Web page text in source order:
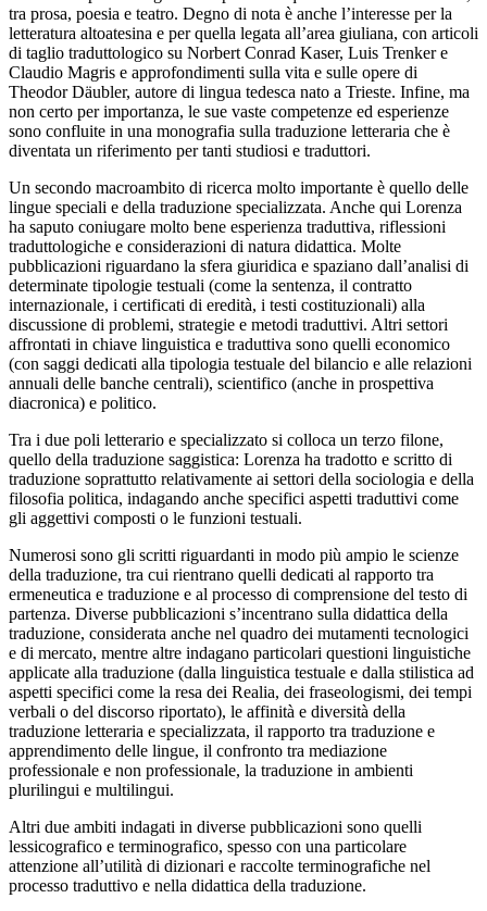
tra prosa, poesia e teatro. Degno di nota è anche l’interesse per la
letteratura altoatesina e per quella legata all’area giuliana, con articoli
di taglio traduttologico su Norbert Conrad Kaser, Luis Trenker e
Claudio Magris e approfondimenti sulla vita e sulle opere di
Theodor Däubler, autore di lingua tedesca nato a Trieste. Infine, ma
non certo per importanza, le sue vaste competenze ed esperienze
sono confluite in una monografia sulla traduzione letteraria che è
diventata un riferimento per tanti studiosi e traduttori.
Un secondo macroambito di ricerca molto importante è quello delle
lingue speciali e della traduzione specializzata. Anche qui Lorenza
ha saputo coniugare molto bene esperienza traduttiva, riflessioni
traduttologiche e considerazioni di natura didattica. Molte
pubblicazioni riguardano la sfera giuridica e spaziano dall’analisi di
determinate tipologie testuali (come la sentenza, il contratto
internazionale, i certificati di eredità, i testi costituzionali) alla
discussione di problemi, strategie e metodi traduttivi. Altri settori
affrontati in chiave linguistica e traduttiva sono quelli economico
(con saggi dedicati alla tipologia testuale del bilancio e alle relazioni
annuali delle banche centrali), scientifico (anche in prospettiva
diacronica) e politico.
Tra i due poli letterario e specializzato si colloca un terzo filone,
quello della traduzione saggistica: Lorenza ha tradotto e scritto di
traduzione soprattutto relativamente ai settori della sociologia e della
filosofia politica, indagando anche specifici aspetti traduttivi come
gli aggettivi composti o le funzioni testuali.
Numerosi sono gli scritti riguardanti in modo più ampio le scienze
della traduzione, tra cui rientrano quelli dedicati al rapporto tra
ermeneutica e traduzione e al processo di comprensione del testo di
partenza. Diverse pubblicazioni s’incentrano sulla didattica della
traduzione, considerata anche nel quadro dei mutamenti tecnologici
e di mercato, mentre altre indagano particolari questioni linguistiche
applicate alla traduzione (dalla linguistica testuale e dalla stilistica ad
aspetti specifici come la resa dei Realia, dei fraseologismi, dei tempi
verbali o del discorso riportato), le affinità e diversità della
traduzione letteraria e specializzata, il rapporto tra traduzione e
apprendimento delle lingue, il confronto tra mediazione
professionale e non professionale, la traduzione in ambienti
plurilingui e multilingui.
Altri due ambiti indagati in diverse pubblicazioni sono quelli
lessicografico e terminografico, spesso con una particolare
attenzione all’utilità di dizionari e raccolte terminografiche nel
processo traduttivo e nella didattica della traduzione.